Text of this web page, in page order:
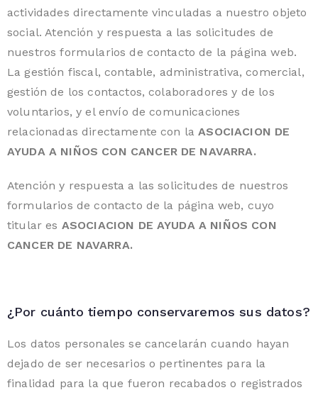
actividades directamente vinculadas a nuestro objeto
social. Atención y respuesta a las solicitudes de
nuestros formularios de contacto de la página web.
La gestión fiscal, contable, administrativa, comercial,
gestión de los contactos, colaboradores y de los
voluntarios, y el envío de comunicaciones
relacionadas directamente con laASOCIACION DE
AYUDA A NIÑOS CON CANCER DE NAVARRA.
Atención y respuesta a las solicitudes de nuestros
formularios de contacto de la página web, cuyo
titular es ASOCIACION DE AYUDA A NIÑOS CON
CANCER DE NAVARRA.
¿Por cuánto tiempo conservaremos sus datos?
Los datos personales se cancelarán cuando hayan
dejado de ser necesarios o pertinentes para la
finalidad para la que fueron recabados o registrados